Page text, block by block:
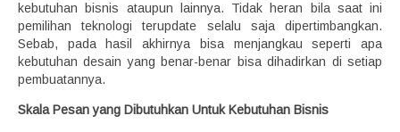
kebutuhan bisnis ataupun lainnya. Tidak heran bila saat ini
pemilihan teknologi terupdate selalu saja dipertimbangkan.
Sebab, pada hasil akhirnya bisa menjangkau seperti apa
kebutuhan desain yang benar-benar bisa dihadirkan di setiap
pembuatannya.
Skala Pesan yang Dibutuhkan Untuk Kebutuhan Bisnis